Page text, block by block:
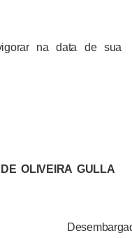
na data de sua
OLIVEIRA GULLA